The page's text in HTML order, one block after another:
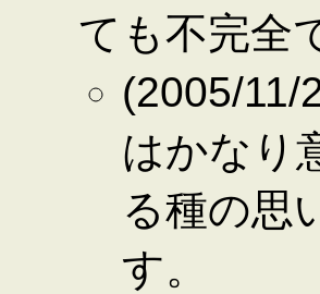
ても不完全
(2005/11/
はかなり
る種の思
す。